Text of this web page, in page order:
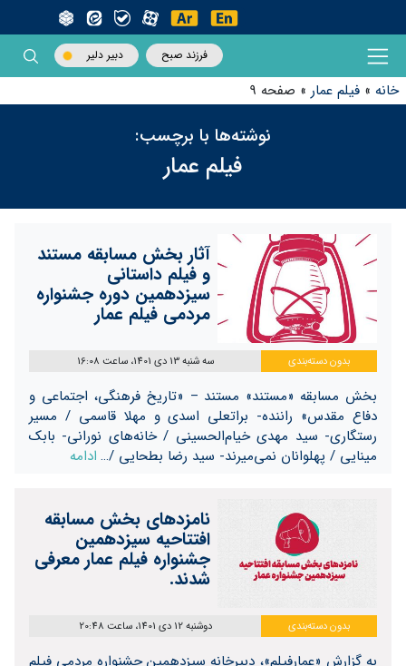
فرزند صبح دبیر دلیر
خانه » فیلم عمار » صفحه 9
نوشته‌ها با برچسب:
فیلم عمار
آثار بخش مسابقه مستند
و فیلم داستانی
سیزدهمین دوره جشنواره
مردمی فیلم عمار
بدون دسته‌بندی سه شنبه 13 دی 1401، ساعت 16:08
بخش مسابقه «مستند» مستند – «تاریخ فرهنگی، اجتماعی و
دفاع مقدس» راننده- براتعلی اسدی و مهلا قاسمی / مسیر
رستگاری- سید مهدی خیام‌الحسینی / خانه‌های نورانی- بابک
مینایی / پهلوانان نمی‌میرند- سید رضا بطحایی /… ادامه
نامزدهای بخش مسابقه
افتتاحیه سیزدهمین
جشنواره فیلم عمار معرفی
شدند.
بدون دسته‌بندی دوشنبه 12 دی 1401، ساعت 20:48
به گزارش «عمارفیلم»، دبیرخانه سیزدهمین جشنواره مردمی فیلم